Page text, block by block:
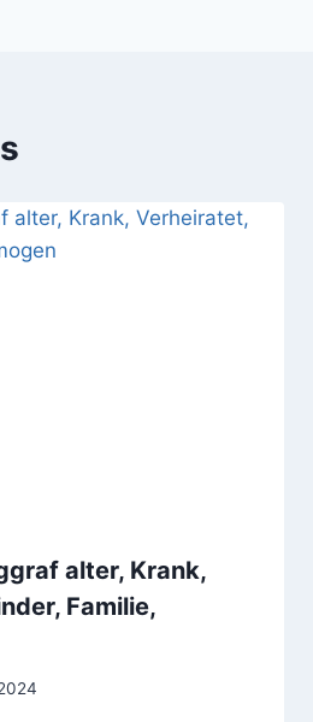
alter, Krank,
Familie,